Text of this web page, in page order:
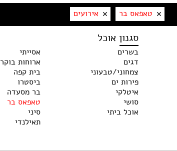
טאפאס בר אירועים
סגנון אוכל
בשרים
דגים
צמחוני/טבעוני
פירות ים
איטלקי
סושי
אוכל ביתי
אסייתי
ארוחות בוקר
בית קפה
ביסטרו
בר מסעדה
טאפאס בר
סיני
תאילנדי